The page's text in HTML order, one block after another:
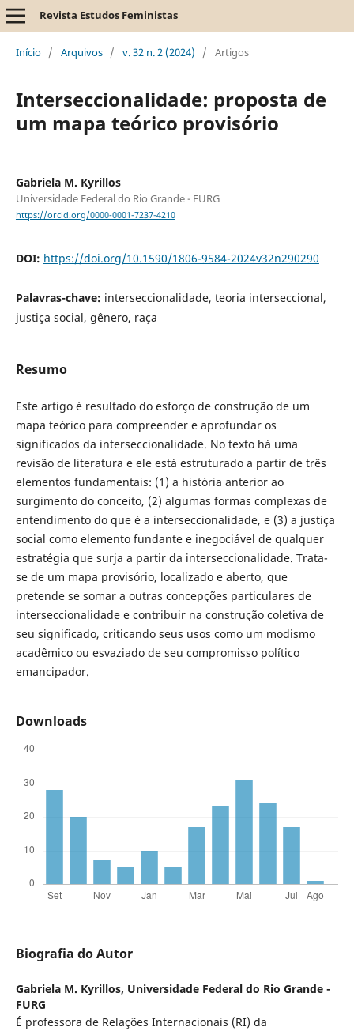
Revista Estudos Feministas
Início / Arquivos / v. 32 n. 2 (2024) / Artigos
Interseccionalidade: proposta de
um mapa teórico provisório
Gabriela M. Kyrillos
Universidade Federal do Rio Grande - FURG
https://orcid.org/0000-0001-7237-4210
DOI: https://doi.org/10.1590/1806-9584-2024v32n290290
Palavras-chave: interseccionalidade, teoria interseccional,
justiça social, gênero, raça
Resumo
Este artigo é resultado do esforço de construção de um
mapa teórico para compreender e aprofundar os
significados da interseccionalidade. No texto há uma
revisão de literatura e ele está estruturado a partir de três
elementos fundamentais: (1) a história anterior ao
surgimento do conceito, (2) algumas formas complexas de
entendimento do que é a interseccionalidade, e (3) a justiça
social como elemento fundante e inegociável de qualquer
estratégia que surja a partir da interseccionalidade. Trata-
se de um mapa provisório, localizado e aberto, que
pretende se somar a outras concepções particulares de
interseccionalidade e contribuir na construção coletiva de
seu significado, criticando seus usos como um modismo
acadêmico ou esvaziado de seu compromisso político
emancipador.
Downloads
Biografia do Autor
Gabriela M. Kyrillos, Universidade Federal do Rio Grande -
FURG
É professora de Relações Internacionais (RI) da